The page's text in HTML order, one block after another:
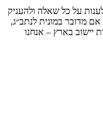
על כל שאלה ולהעניק
מדובר במונית לנתב״ג,
יישוב בארץ – אנחנו